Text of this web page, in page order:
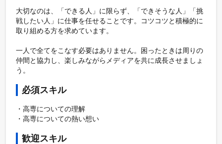
大切なのは、「できる人」に限らず、「できそうな人」「挑
戦したい人」に仕事を任せることです。コツコツと積極的に
取り組める方を求めています。
一人で全てをこなす必要はありません。困ったときは周りの
仲間と協力し、楽しみながらメディアを共に成長させましょ
う。
必須スキル
・高専についての理解
・高専についての熱い想い
歓迎スキル